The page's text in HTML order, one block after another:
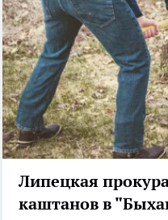
Липецкая
каштанов в